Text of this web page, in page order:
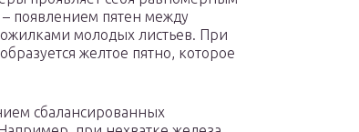
появлением пятен между
молодых листьев. При
желтое пятно, которое
сбалансированных